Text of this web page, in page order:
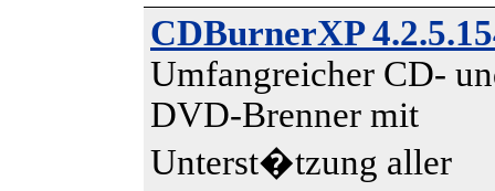
CDBurnerXP
Umfangreicher CD-
DVD-Brenner mit
Unterst�tzung aller